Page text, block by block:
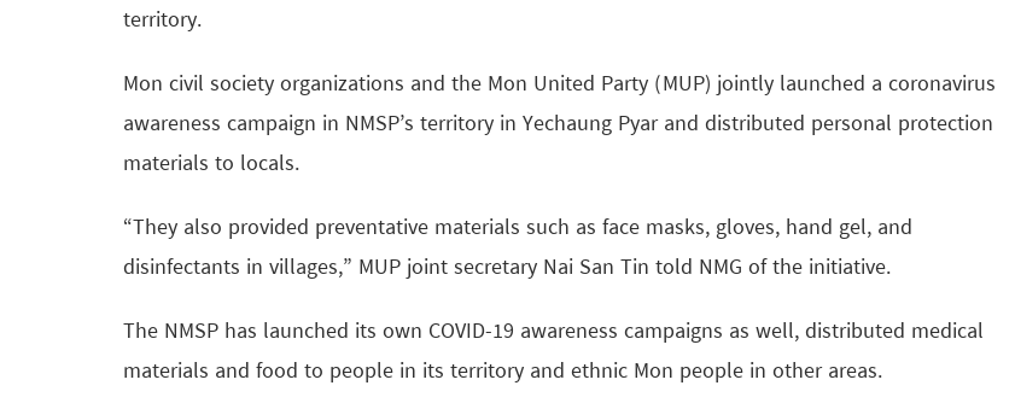
territory.
Mon civil society organizations and the Mon United Party (MUP) jointly launched a coronavirus
awareness campaign in NMSP’s territory in Yechaung Pyar and distributed personal protection
materials to locals.
“They also provided preventative materials such as face masks, gloves, hand gel, and
disinfectants in villages,” MUP joint secretary Nai San Tin told NMG of the initiative.
The NMSP has launched its own COVID-19 awareness campaigns as well, distributed medical
materials and food to people in its territory and ethnic Mon people in other areas.